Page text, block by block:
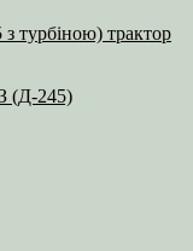
турбіною) трактор
(Д-245)